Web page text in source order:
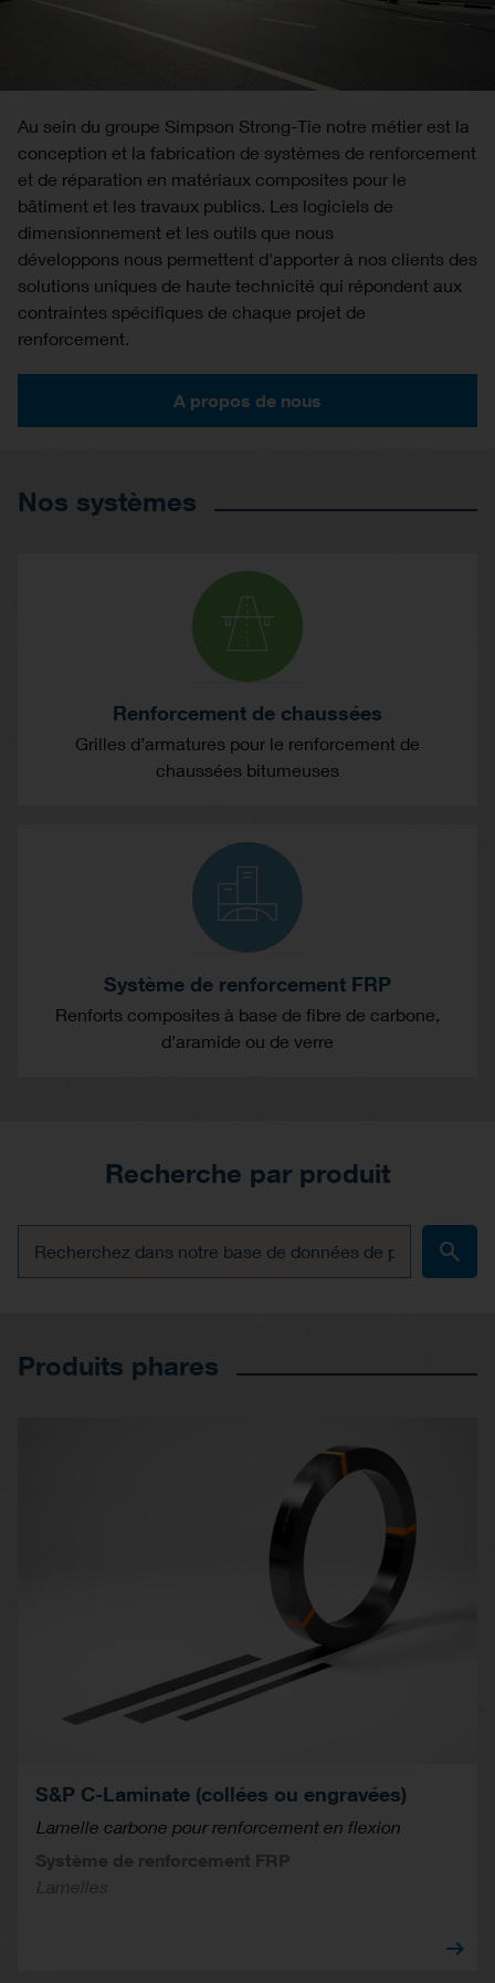
Au sein du groupe Simpson Strong-Tie notre métier est la
conception et la fabrication de systèmes de renforcement
et de réparation en matériaux composites pour le
bâtiment et les travaux publics. Les logiciels de
dimensionnement et les outils que nous
développons nous permettent d'apporter à nos clients des
solutions uniques de haute technicité qui répondent aux
contraintes spécifiques de chaque projet de
renforcement.
A propos de nous
Nos systèmes
Renforcement de chaussées
Grilles d’armatures pour le renforcement de
chaussées bitumeuses
Système de renforcement FRP
Renforts composites à base de fibre de carbone,
d’aramide ou de verre
Recherche par produit
Produits phares
S&P C-Laminate (collées ou engravées)
Lamelle carbone pour renforcement en flexion
Système de renforcement FRP
Lamelles